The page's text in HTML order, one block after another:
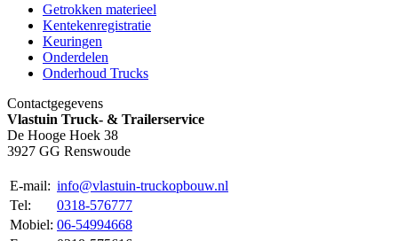
Getrokken materieel
Kentekenregistratie
Keuringen
Onderdelen
Onderhoud Trucks
Contactgegevens
Vlastuin Truck- & Trailerservice
De Hooge Hoek 38
3927 GG Renswoude
E-mail: info@vlastuin-truckopbouw.nl
Tel:
0318-576777
Mobiel: 06-54994668